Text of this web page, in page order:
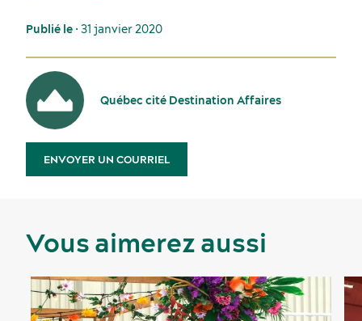
Publié le • 31 janvier 2020
Québec cité Destination Affaires
ENVOYER UN COURRIEL
Vous aimerez aussi